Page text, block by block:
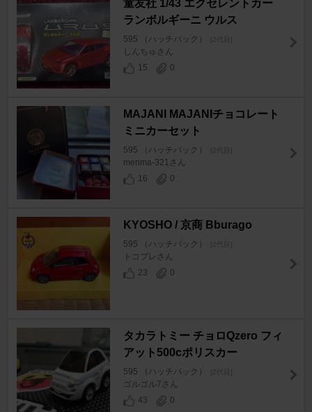
童友社 1/43 エクセレントカー
ランボルギーニ ウルス
595 （ハッチバック） [2代目]
しんちゅさん
15
0
MAJANI MAJANIチョコレート
ミニカーセット
595 （ハッチバック） [2代目]
menma-321さん
16
0
KYOSHO / 京商 Bburago
595 （ハッチバック） [2代目]
トコプレさん
23
0
タカラトミー チョロQzero フィ
アット500cポリスカー
595 （ハッチバック） [2代目]
ゴルゴル7さん
43
0